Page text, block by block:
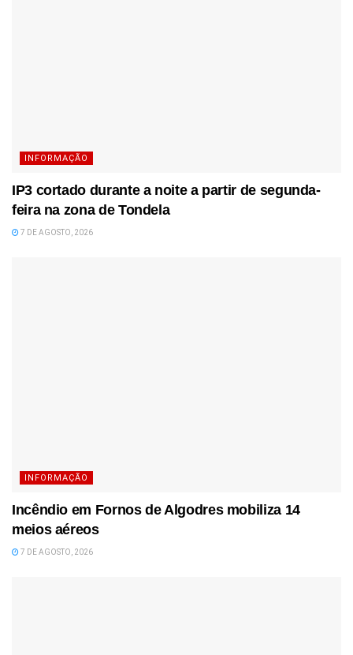
INFORMAÇÃO
IP3 cortado durante a noite a partir de segunda-
feira na zona de Tondela
7 DE AGOSTO, 2026
INFORMAÇÃO
Incêndio em Fornos de Algodres mobiliza 14
meios aéreos
7 DE AGOSTO, 2026